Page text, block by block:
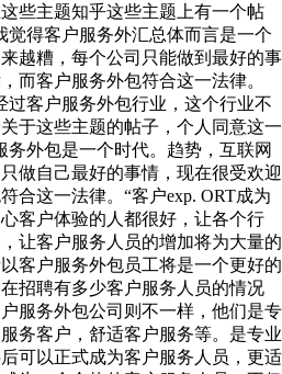
些主题知乎这些主题上有一个帖
觉得客户服务外汇总体而言是一个
越糟，每个公司只能做到最好的事
而客户服务外包符合这一法律。
过客户服务外包行业，这个行业不
于这些主题的帖子，个人同意这一
务外包是一个时代。趋势，互联网
做自己最好的事情，现在很受欢迎
合这一法律。“客户exp. ORT成为
客户体验的人都很好，让各个行
让客户服务人员的增加将为大量的
客户服务外包员工将是一个更好的
招聘有多少客户服务人员的情况
服务外包公司则不一样，他们是专
务客户，舒适客户服务等。是专业
可以正式成为客户服务人员，更适